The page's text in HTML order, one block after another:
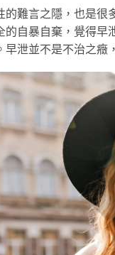
的難言之隱，也是很
的自暴自棄，覺得早
早泄並不是不治之癥